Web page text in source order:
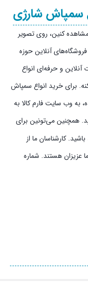
سمپاش شارژی
مشاهده کنین، روی تصویر
فروشگاه‌های آنلاین حوزه
هست که از سال 96 بصورت آنلاین و حرفه‌ای انواع
برای خرید انواع سمپاش
به وب سایت فارم کالا به
همچنین می‌تونین برای
کارشناسان ما از
شما عزیزان هستند. شماره